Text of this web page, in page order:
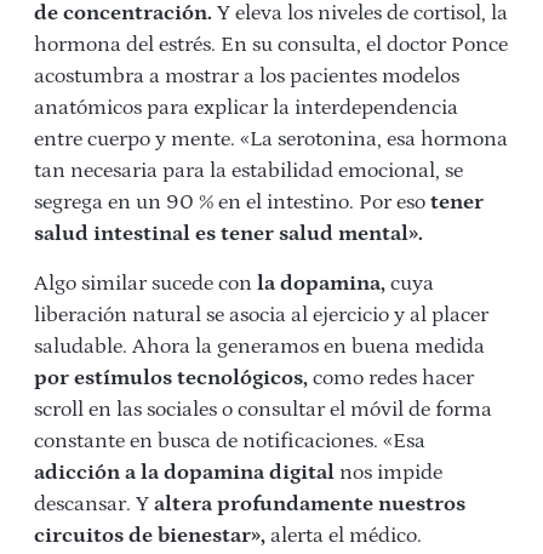
de concentración. Y eleva los niveles de cortisol, la
hormona del estrés. En su consulta, el doctor Ponce
acostumbra a mostrar a los pacientes modelos
anatómicos para explicar la interdependencia
entre cuerpo y mente. «La serotonina, esa hormona
tan necesaria para la estabilidad emocional, se
segrega en un 90 % en el intestino. Por eso tener
salud intestinal es tener salud mental».
Algo similar sucede con la dopamina, cuya
liberación natural se asocia al ejercicio y al placer
saludable. Ahora la generamos en buena medida
por estímulos tecnológicos, como redes hacer
scroll en las sociales o consultar el móvil de forma
constante en busca de notificaciones. «Esa
adicción a la dopamina digital nos impide
descansar. Y altera profundamente nuestros
circuitos de bienestar», alerta el médico.